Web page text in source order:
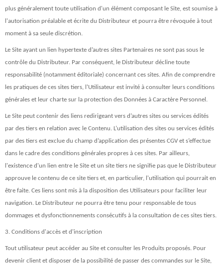
plus généralement toute utilisation d'un élément composant le Site, est soumise à
l'autorisation préalable et écrite du Distributeur et pourra être révoquée à tout
moment à sa seule discrétion.
Le Site ayant un lien hypertexte d’autres sites Partenaires ne sont pas sous le
contrôle du Distributeur. Par conséquent, le Distributeur décline toute
responsabilité (notamment éditoriale) concernant ces sites. Afin de comprendre
les pratiques de ces sites tiers, l'Utilisateur est invité à consulter leurs conditions
générales et leur charte sur la protection des Données à Caractère Personnel.
Le Site peut contenir des liens redirigeant vers d’autres sites ou services édités
par des tiers en relation avec le Contenu. L’utilisation des sites ou services édités
par des tiers est exclue du champ d’application des présentes CGV et s’effectue
dans le cadre des conditions générales propres à ces sites. Par ailleurs,
l'existence d'un lien entre le Site et un site tiers ne signifie pas que le Distributeur
approuve le contenu de ce site tiers et, en particulier, l'utilisation qui pourrait en
être faite. Ces liens sont mis à la disposition des Utilisateurs pour faciliter leur
navigation. Le Distributeur ne pourra être tenu pour responsable de tous
dommages et dysfonctionnements consécutifs à la consultation de ces sites tiers.
3. Conditions d'accès et d'inscription
Tout utilisateur peut accéder au Site et consulter les Produits proposés. Pour
devenir client et disposer de la possibilité de passer des commandes sur le Site,